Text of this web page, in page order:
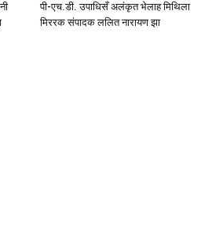
पी-एच.डी. उपाधिसँ अलंकृत भेलाह मिथिला
मिररक संपादक ललित नारायण झा